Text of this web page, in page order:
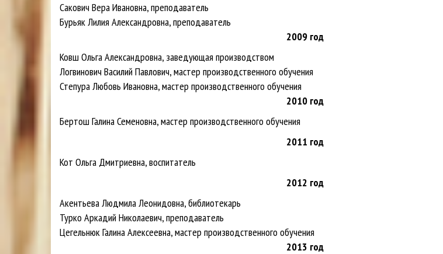
Сакович Вера Ивановна, преподаватель
Бурьяк Лилия Александровна, преподаватель
2009 год
Ковш Ольга Александровна, заведующая производством
Логвинович Василий Павлович, мастер производственного обучения
Степура Любовь Ивановна, мастер производственного обучения
2010 год
Бертош Галина Семеновна, мастер производственного обучения
2011 год
Кот Ольга Дмитриевна, воспитатель
2012 год
Акентьева Людмила Леонидовна, библиотекарь
Турко Аркадий Николаевич, преподаватель
Цегельнюк Галина Алексеевна, мастер производственного обучения
2013 год